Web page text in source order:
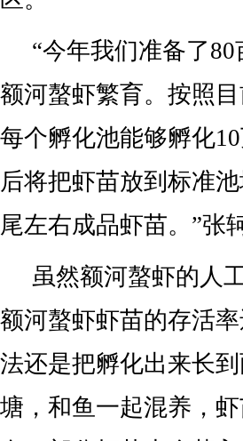
“今年我们准备了
额河螯虾繁育。按照
每个孵化池能够孵化
后将把虾苗放到标准
尾左右成品虾苗。”张
虽然额河螯虾的人
额河螯虾虾苗的存活
法还是把孵化出来长
塘，和鱼一起混养，